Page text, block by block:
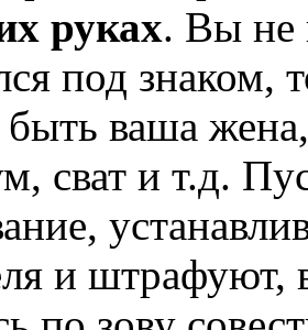
руках. Вы не
под знаком,
быть ваша
сват и т.д.
и штрафуют,